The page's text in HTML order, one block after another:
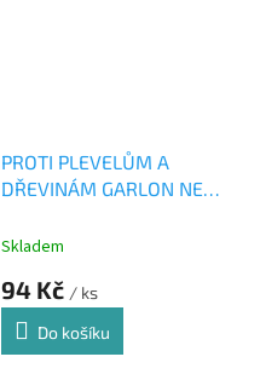
PROTI PLEVELŮM A
DŘEVINÁM GARLON NEW
Skladem
94 Kč / ks
Do košíku